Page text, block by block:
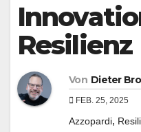
Resilienz
Von Dieter
FEB. 25, 2025
Azzopardi,